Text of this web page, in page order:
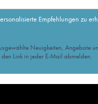
Empfehlungen zu
Neuigkeiten, Angebote
Link in jeder E-Mail abmelden.